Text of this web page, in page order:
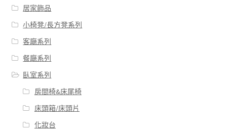
居家飾品
小椅凳/長方凳系列
客廰系列
餐廰系列
臥室系列
房間椅&床尾椅
床頭箱/床頭片
化妝台